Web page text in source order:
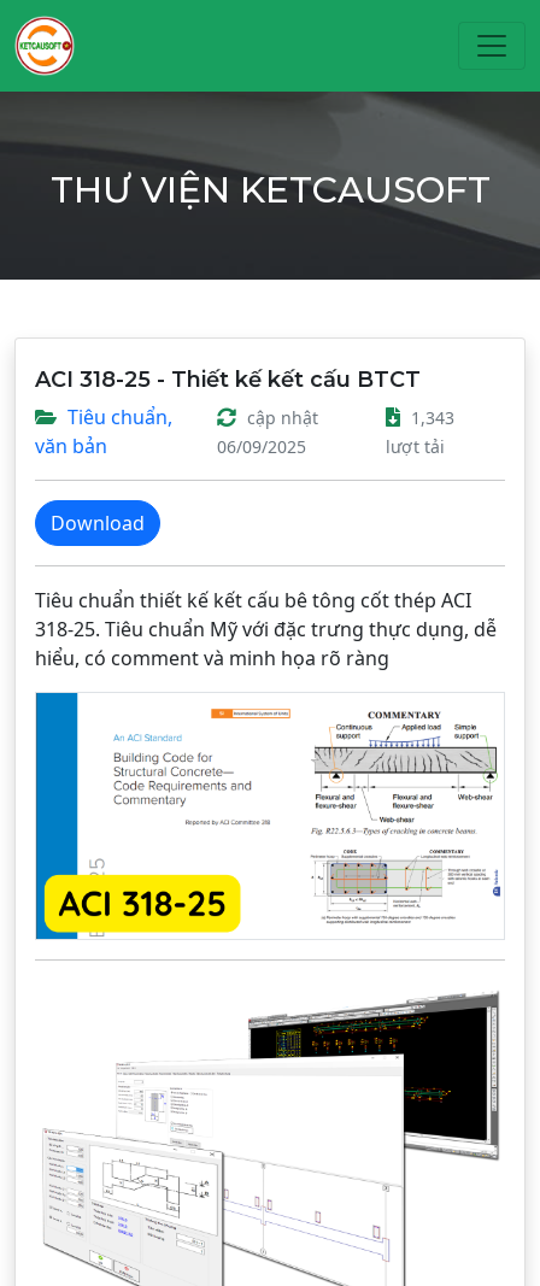
THƯ VIỆN KETCAUSOFT
ACI 318-25 - Thiết kế kết cấu BTCT
Tiêu chuẩn,
văn bản
cập nhật
06/09/2025
1,343
lượt tải
Download
Tiêu chuẩn thiết kế kết cấu bê tông cốt thép ACI
318-25. Tiêu chuẩn Mỹ với đặc trưng thực dụng, dễ
hiểu, có comment và minh họa rõ ràng